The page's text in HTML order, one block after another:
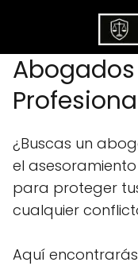
Abogados
¿Buscas un
el
para proteger
cualquier
Aquí